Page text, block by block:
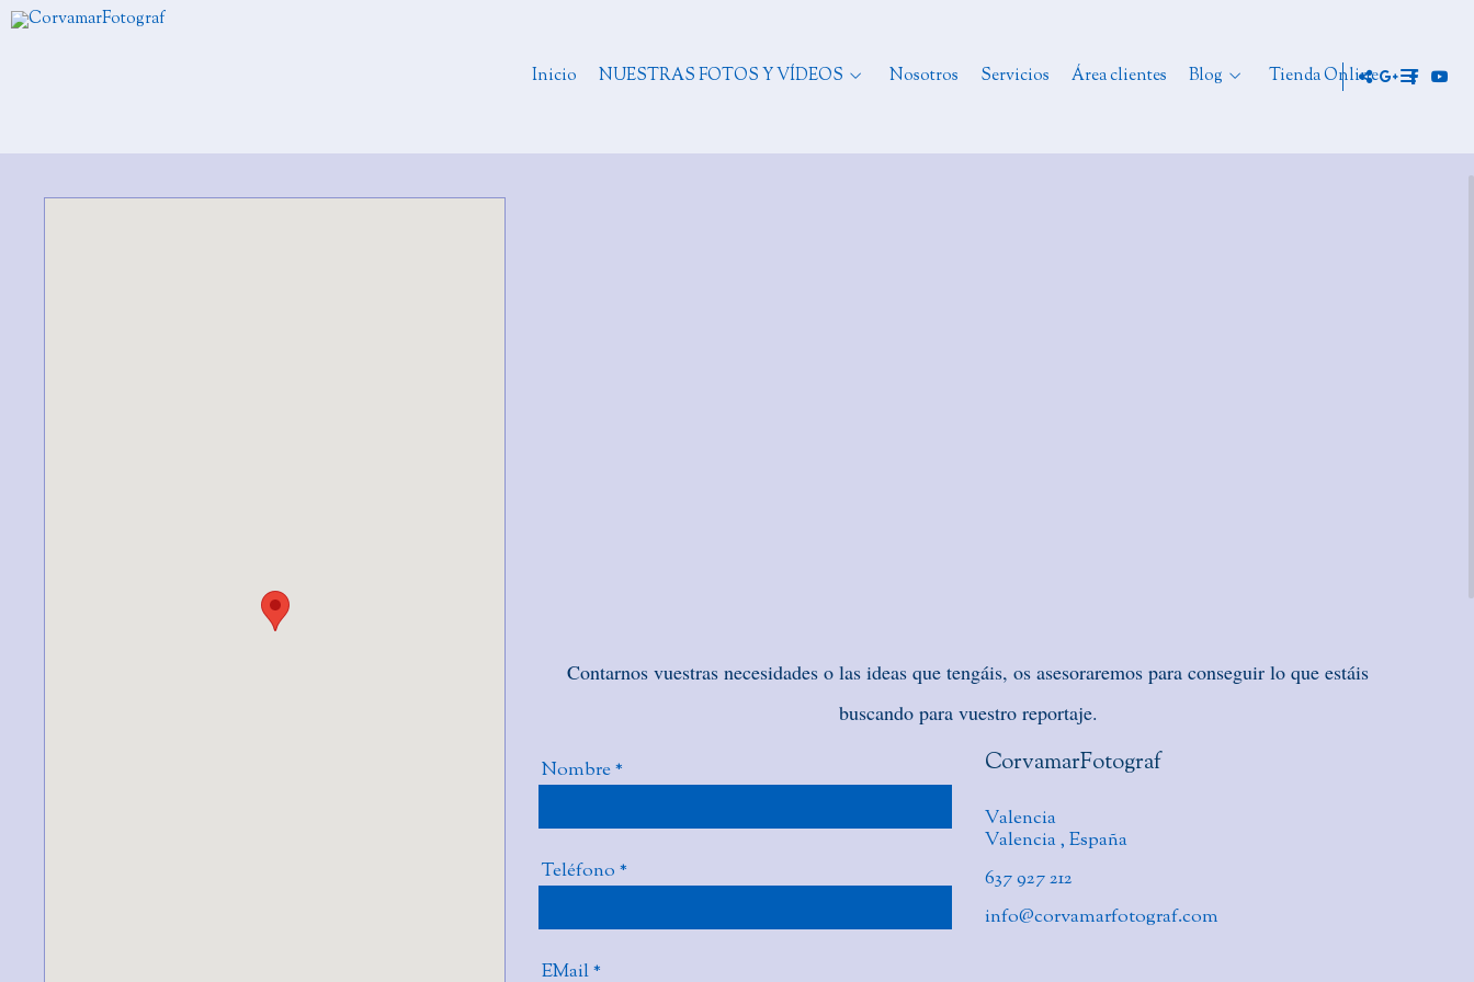
Inicio NUESTRAS FOTOS Y VÍDEOS Nosotros Servicios Área clientes Blog Tienda Online
Contarnos vuestras necesidades o las ideas que tengáis, os asesoraremos para conseguir lo que estáis
buscando para vuestro reportaje.
CorvamarFotograf
Valencia
Valencia, España
637 927 212
info@corvamarfotograf.com
Nombre*
Teléfono*
EMail*